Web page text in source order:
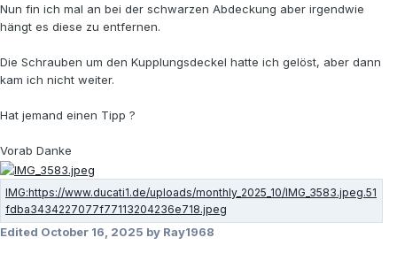
Nun fin ich mal an bei der schwarzen Abdeckung aber irgendwie
hängt es diese zu entfernen.
Die Schrauben um den Kupplungsdeckel hatte ich gelöst, aber dann
kam ich nicht weiter.
Hat jemand einen Tipp ?
Vorab Danke
Edited October 16, 2025 by Ray1968